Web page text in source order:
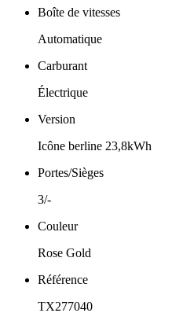
Boîte de vitesses
Automatique
Carburant
Électrique
Version
Icône berline 23,8kWh
Portes/Sièges
3/-
Couleur
Rose Gold
Référence
TX277040